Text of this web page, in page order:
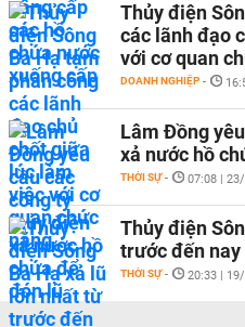
Thủy điện
các lãnh đạo
với cơ quan
DOANH NGHIỆP -
Lâm Đồng
xả nước hồ
THỜI SỰ - 07:08 |
Thủy điện
trước đến nay
THỜI SỰ - 20:33 |